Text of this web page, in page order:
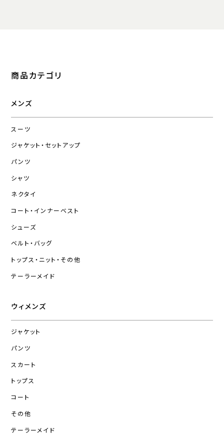
商品カテゴリ
メンズ
スーツ
ジャケット・セットアップ
パンツ
シャツ
ネクタイ
コート・インナーベスト
シューズ
ベルト・バッグ
トップス・ニット・その他
テーラーメイド
ウィメンズ
ジャケット
パンツ
スカート
トップス
コート
その他
テーラーメイド